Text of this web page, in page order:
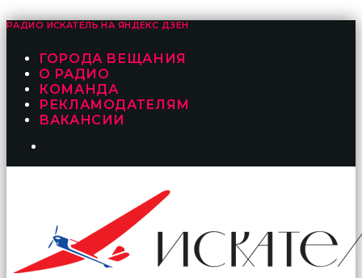
РАДИО ИСКАТЕЛЬ НА ЯНДЕКС ДЗЕН
ГОРОДА ВЕЩАНИЯ
О РАДИО
КОМАНДА
РЕКЛАМОДАТЕЛЯМ
ВАКАНСИИ